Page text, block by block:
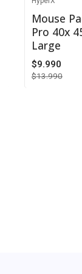
-29%
Agotado
Mouse
Pro 40x
Large
$9.990
$13.990